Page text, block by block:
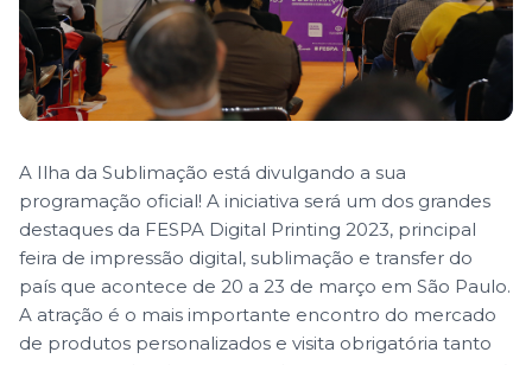
A Ilha da Sublimação está divulgando a sua
programação oficial! A iniciativa será um dos grandes
destaques da FESPA Digital Printing 2023, principal
feira de impressão digital, sublimação e transfer do
país que acontece de 20 a 23 de março em São Paulo.
A atração é o mais importante encontro do mercado
de produtos personalizados e visita obrigatória tanto